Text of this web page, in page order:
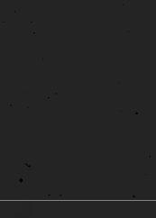
Nouveau logo pour le
Plad, le bar historique